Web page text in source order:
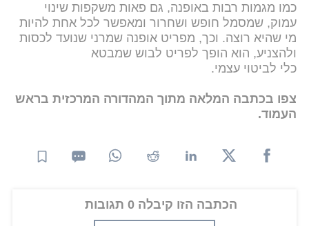
כמו מגמות רבות באופנה, גם פאות משקפות שינוי
עמוק, שמסמל חופש ושחרור ומאפשר לכל אחת להיות
מי שהיא רוצה. וכך, מפריט אופנה שמרני שנועד לכסות
ולהצניע, הוא הופך לפריט לבוש שמבטא
כלי לביטוי עצמי.
צפו בכתבה המלאה מתוך המהדורה המרכזית בראש
העמוד.
הכתבה הזו קיבלה 0 תגובות